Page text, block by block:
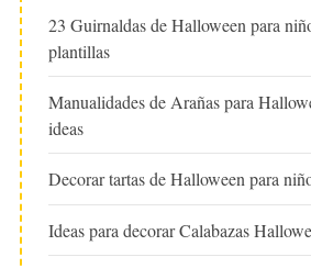
23 Guirnaldas de Halloween para
plantillas
Manualidades de Arañas para
ideas
Decorar tartas de Halloween para
Ideas para decorar Calabazas